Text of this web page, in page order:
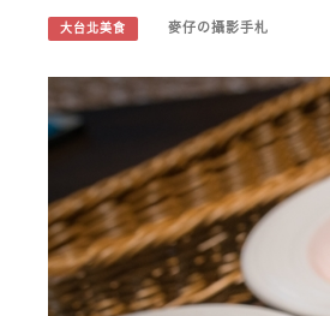
大台北美食 麥仔の攝影手札